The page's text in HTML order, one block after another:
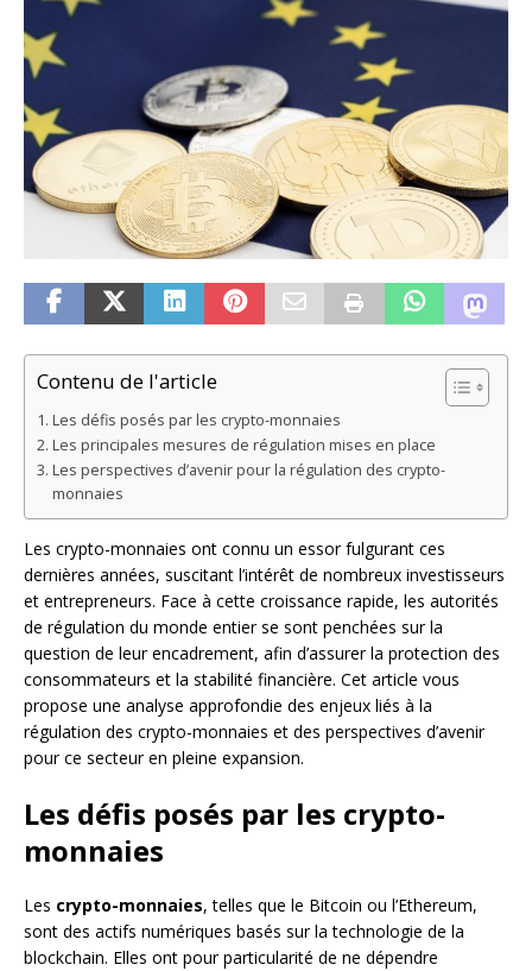
Contenu de l'article
Les défis posés par les crypto-monnaies
Les principales mesures de régulation mises en place
Les perspectives d’avenir pour la régulation des crypto-
monnaies
Les crypto-monnaies ont connu un essor fulgurant ces
dernières années, suscitant l’intérêt de nombreux investisseurs
et entrepreneurs. Face à cette croissance rapide, les autorités
de régulation du monde entier se sont penchées sur la
question de leur encadrement, afin d’assurer la protection des
consommateurs et la stabilité financière. Cet article vous
propose une analyse approfondie des enjeux liés à la
régulation des crypto-monnaies et des perspectives d’avenir
pour ce secteur en pleine expansion.
Les défis posés par les crypto-
monnaies
Les crypto-monnaies, telles que le Bitcoin ou l’Ethereum,
sont des actifs numériques basés sur la technologie de la
blockchain. Elles ont pour particularité de ne dépendre